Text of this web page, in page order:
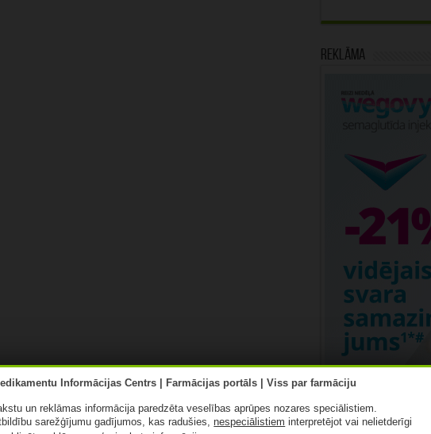
Reklāma
un reklāmas informācija paredzēta veselības aprūpes nozares speciālistiem.
sarežģījumu gadījumos, kas radušies,nespeciālistiem interpretējot vai nelietderīgi